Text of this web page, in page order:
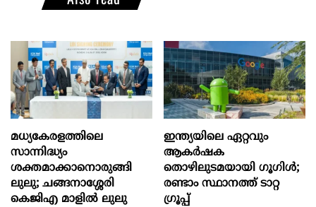
മധ്യകേരളത്തിലെ
സാന്നിദ്ധ്യം
ശക്തമാക്കാനൊരുങ്ങി
ലുലു; ചങ്ങനാശ്ശേരി
കെജിഎ മാളിൽ ലുലു
ഇന്ത്യയിലെ ഏറ്റവും
ആകര്‍ഷക
തൊഴിലുടമയായി ഗൂഗിള്‍;
രണ്ടാം സ്ഥാനത്ത് ടാറ്റ
ഗ്രൂപ്പ്